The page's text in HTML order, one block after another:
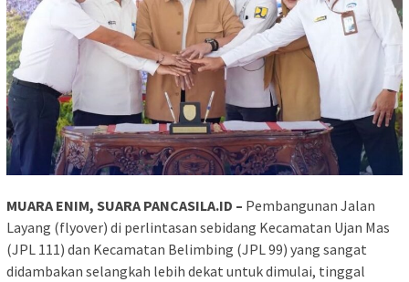
MUARA ENIM, SUARA PANCASILA.ID – Pembangunan Jalan
Layang (flyover) di perlintasan sebidang Kecamatan Ujan Mas
(JPL 111) dan Kecamatan Belimbing (JPL 99) yang sangat
didambakan selangkah lebih dekat untuk dimulai, tinggal